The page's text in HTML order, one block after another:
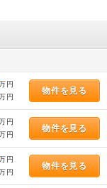
円
円
物件を見る
円
円
物件を見る
円
円
物件を見る